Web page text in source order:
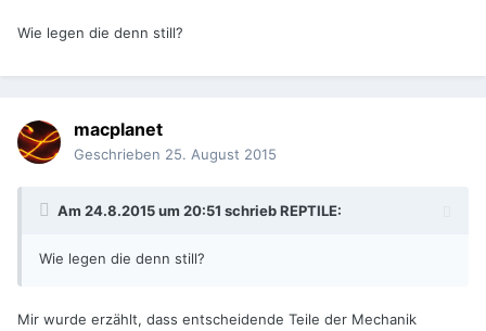
Wie legen die denn still?
macplanet
Geschrieben 25. August 2015
Am 24.8.2015 um 20:51 schrieb REPTILE:
Wie legen die denn still?
Mir wurde erzählt, dass entscheidende Teile der Mechanik